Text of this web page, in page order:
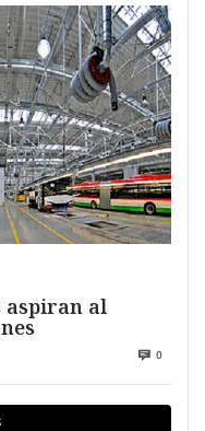
aspiran al
0